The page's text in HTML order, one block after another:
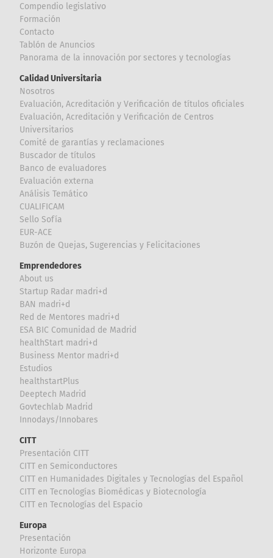
Compendio legislativo
Formación
Contacto
Tablón de Anuncios
Panorama de la innovación por sectores y tecnologías
Calidad Universitaria
Nosotros
Evaluación, Acreditación y Verificación de títulos oficiales
Evaluación, Acreditación y Verificación de Centros
Universitarios
Comité de garantías y reclamaciones
Buscador de títulos
Banco de evaluadores
Evaluación externa
Análisis Temático
CUALIFICAM
Sello Sofía
EUR-ACE
Buzón de Quejas, Sugerencias y Felicitaciones
Emprendedores
About us
Startup Radar madri+d
BAN madri+d
Red de Mentores madri+d
ESA BIC Comunidad de Madrid
healthStart madri+d
Business Mentor madri+d
Estudios
healthstartPlus
Deeptech Madrid
Govtechlab Madrid
Innodays/Innobares
CITT
Presentación CITT
CITT en Semiconductores
CITT en Humanidades Digitales y Tecnologías del Español
CITT en Tecnologías Biomédicas y Biotecnología
CITT en Tecnologías del Espacio
Europa
Presentación
Horizonte Europa